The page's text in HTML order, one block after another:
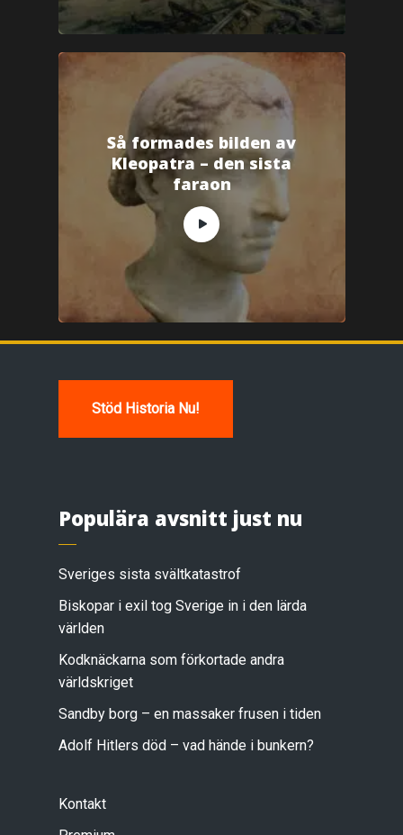
Så formades bilden av
Kleopatra – den sista
faraon
Stöd Historia Nu!
Populära avsnitt just nu
Sveriges sista svältkatastrof
Biskopar i exil tog Sverige in i den lärda
världen
Kodknäckarna som förkortade andra
världskriget
Sandby borg – en massaker frusen i tiden
Adolf Hitlers död – vad hände i bunkern?
Kontakt